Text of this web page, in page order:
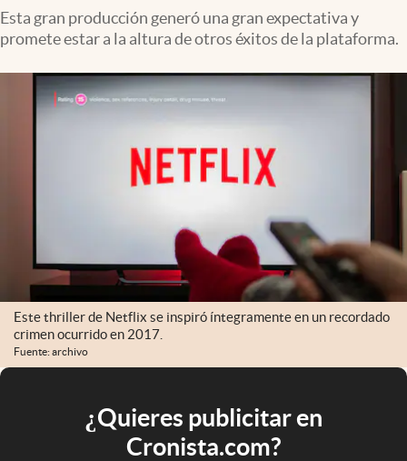
Esta gran producción generó una gran expectativa y
promete estar a la altura de otros éxitos de la plataforma.
Este thriller de Netflix se inspiró íntegramente en un recordado
crimen ocurrido en 2017.
Fuente: archivo
¿Quieres publicitar en
Cronista.com?